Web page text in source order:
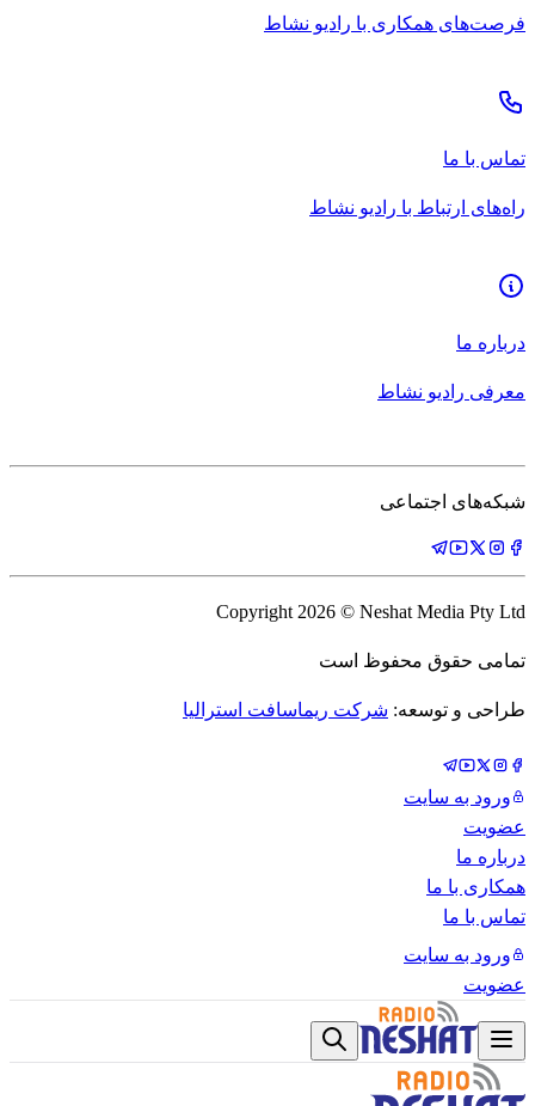
فرصت‌های همکاری با رادیو نشاط
تماس با ما
راه‌های ارتباط با رادیو نشاط
درباره ما
معرفی رادیو نشاط
شبکه‌های اجتماعی
Copyright 2026 © Neshat Media Pty Ltd
تمامی حقوق محفوظ است
طراحی و توسعه: شرکت ریماسافت استرالیا
ورود به سایت
عضویت
درباره ما
همکاری با ما
تماس با ما
ورود به سایت
عضویت